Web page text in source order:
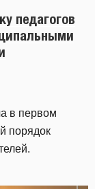
педагогов
в первом
порядок